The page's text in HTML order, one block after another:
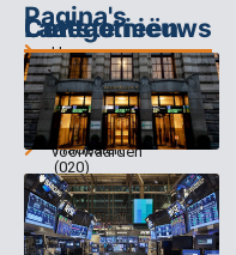
Pagina's
Home
Abonnementen
Dagcommentaar
Tradealert
Organisatie
Contact
Categorieën
Columns
Dagcommentaar
Algemene
voorwaarden
Disclaimer
Welk
abonnement
Contact
Keizersgracht
520
1017 EK
Amsterdam
(020)
231
0020
info@beurstrader.nl
Laatste nieuws